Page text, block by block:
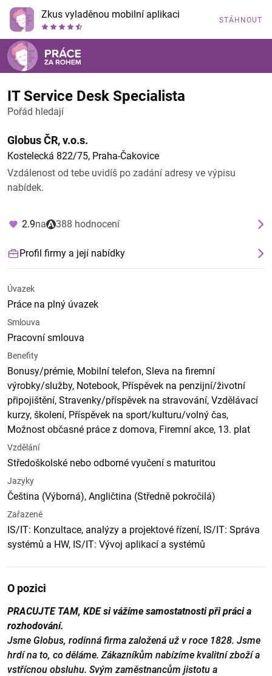
Zkus vyladěnou mobilní aplikaci STÁHNOUT
IT Service Desk Specialista
Pořád hledají
Globus ČR, v.o.s.
Kostelecká 822/75, Praha-Čakovice
Vzdálenost od tebe uvidíš po zadání adresy ve výpisu
nabídek.
2.9na 388 hodnocení
Profil firmy a její nabídky
Úvazek
Práce na plný úvazek
Smlouva
Pracovní smlouva
Benefity
Bonusy/prémie, Mobilní telefon, Sleva na firemní
výrobky/služby, Notebook, Příspěvek na penzijní/životní
připojištění, Stravenky/příspěvek na stravování, Vzdělávací
kurzy, školení, Příspěvek na sport/kulturu/volný čas,
Možnost občasné práce z domova, Firemní akce, 13. plat
Vzdělání
Středoškolské nebo odborné vyučení s maturitou
Jazyky
Čeština (Výborná), Angličtina (Středně pokročilá)
Zařazené
IS/IT: Konzultace, analýzy a projektové řízení, IS/IT: Správa
systémů a HW, IS/IT: Vývoj aplikací a systémů
O pozici
PRACUJTE TAM, KDE si vážíme samostatnosti při práci a
rozhodování.
Jsme Globus, rodinná firma založená už v roce 1828. Jsme
hrdí na to, co děláme. Zákazníkům nabízíme kvalitní zboží a
vstřícnou obsluhu. Svým zaměstnancům jistotu a